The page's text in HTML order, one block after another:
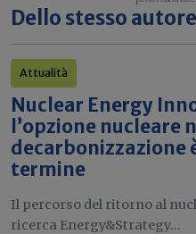
Dello stesso autore
Attualità
Nuclear Energy
l’opzione nucleare
decarbonizzazione
termine
Il percorso del ritorno al
ricerca Energy&Strategy...